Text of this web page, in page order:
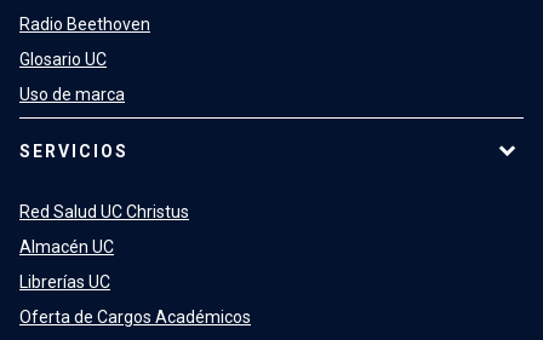
Radio Beethoven
Glosario UC
Uso de marca
SERVICIOS
Red Salud UC Christus
Almacén UC
Librerías UC
Oferta de Cargos Académicos